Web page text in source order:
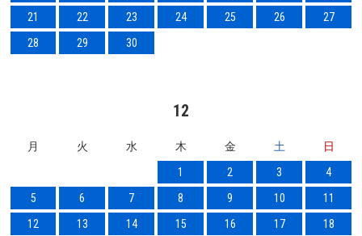
21
22 23 24 25 26
27
28
29 30
12
月 火 水 木 金 土
日
1
2 3
4
5
6 7 8 9 10
11
12
13 14 15 16 17
18